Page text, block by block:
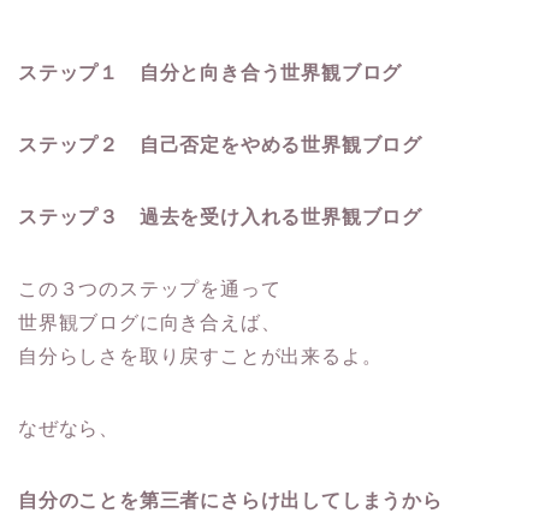
ステップ１ 自分と向き合う世界観ブログ
ステップ２ 自己否定をやめる世界観ブログ
ステップ３ 過去を受け入れる世界観ブログ
この３つのステップを通って
世界観ブログに向き合えば、
自分らしさを取り戻すことが出来るよ。
なぜなら、
自分のことを第三者にさらけ出してしまうから